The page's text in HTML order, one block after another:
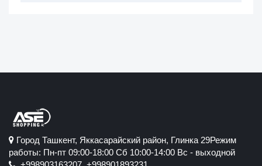
Город Ташкент, Яккасарайский район, Глинка 29Режим
работы: Пн-пт 09:00-18:00 Сб 10:00-14:00 Вс - выходной